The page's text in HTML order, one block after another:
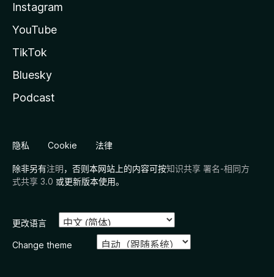
Instagram
YouTube
TikTok
Bluesky
Podcast
隐私 Cookie 法律
除非另有注明，否则本网站上的内容可按知识共享 署名-相同方
式共享 3.0 或更新版本使用。
更改语言
Change theme